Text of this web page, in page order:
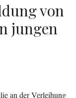
von
jungen
an der Verleihung